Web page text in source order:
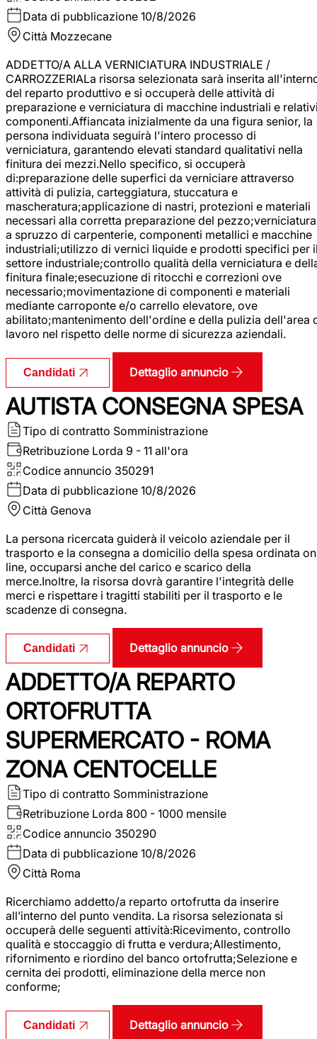
Data di pubblicazione 10/8/2026
Città Mozzecane
ADDETTO/A ALLA VERNICIATURA INDUSTRIALE /
CARROZZERIALa risorsa selezionata sarà inserita
del reparto produttivo e si occuperà delle attività di
preparazione e verniciatura di macchine industriali e
componenti.Affiancata inizialmente da una figura senior, la
persona individuata seguirà l'intero processo di
verniciatura, garantendo elevati standard qualitativi nella
finitura dei mezzi.Nello specifico, si occuperà
di:preparazione delle superfici da verniciare attraverso
attività di pulizia, carteggiatura, stuccatura e
mascheratura;applicazione di nastri, protezioni e materiali
necessari alla corretta preparazione del pezzo;verniciatura
a spruzzo di carpenterie, componenti metallici e macchine
industriali;utilizzo di vernici liquide e prodotti specifici per
settore industriale;controllo qualità della verniciatura e
finitura finale;esecuzione di ritocchi e correzioni ove
necessario;movimentazione di componenti e materiali
mediante carroponte e/o carrello elevatore, ove
abilitato;mantenimento dell'ordine e della pulizia dell'area
lavoro nel rispetto delle norme di sicurezza aziendali.
Candidati Dettaglio annuncio
AUTISTA CONSEGNA SPESA
Tipo di contratto Somministrazione
Retribuzione Lorda 9 - 11 all'ora
Codice annuncio 350291
Data di pubblicazione 10/8/2026
Città Genova
La persona ricercata guiderà il veicolo aziendale per il
trasporto e la consegna a domicilio della spesa ordinata on
line, occuparsi anche del carico e scarico della
merce.Inoltre, la risorsa dovrà garantire l'integrità delle
merci e rispettare i tragitti stabiliti per il trasporto e le
scadenze di consegna.
Candidati Dettaglio annuncio
ADDETTO/A REPARTO
ORTOFRUTTA
SUPERMERCATO - ROMA
ZONA CENTOCELLE
Tipo di contratto Somministrazione
Retribuzione Lorda 800 - 1000 mensile
Codice annuncio 350290
Data di pubblicazione 10/8/2026
Città Roma
Ricerchiamo addetto/a reparto ortofrutta da inserire
all’interno del punto vendita. La risorsa selezionata si
occuperà delle seguenti attività:Ricevimento, controllo
qualità e stoccaggio di frutta e verdura;Allestimento,
rifornimento e riordino del banco ortofrutta;Selezione e
cernita dei prodotti, eliminazione della merce non
conforme;
Candidati Dettaglio annuncio